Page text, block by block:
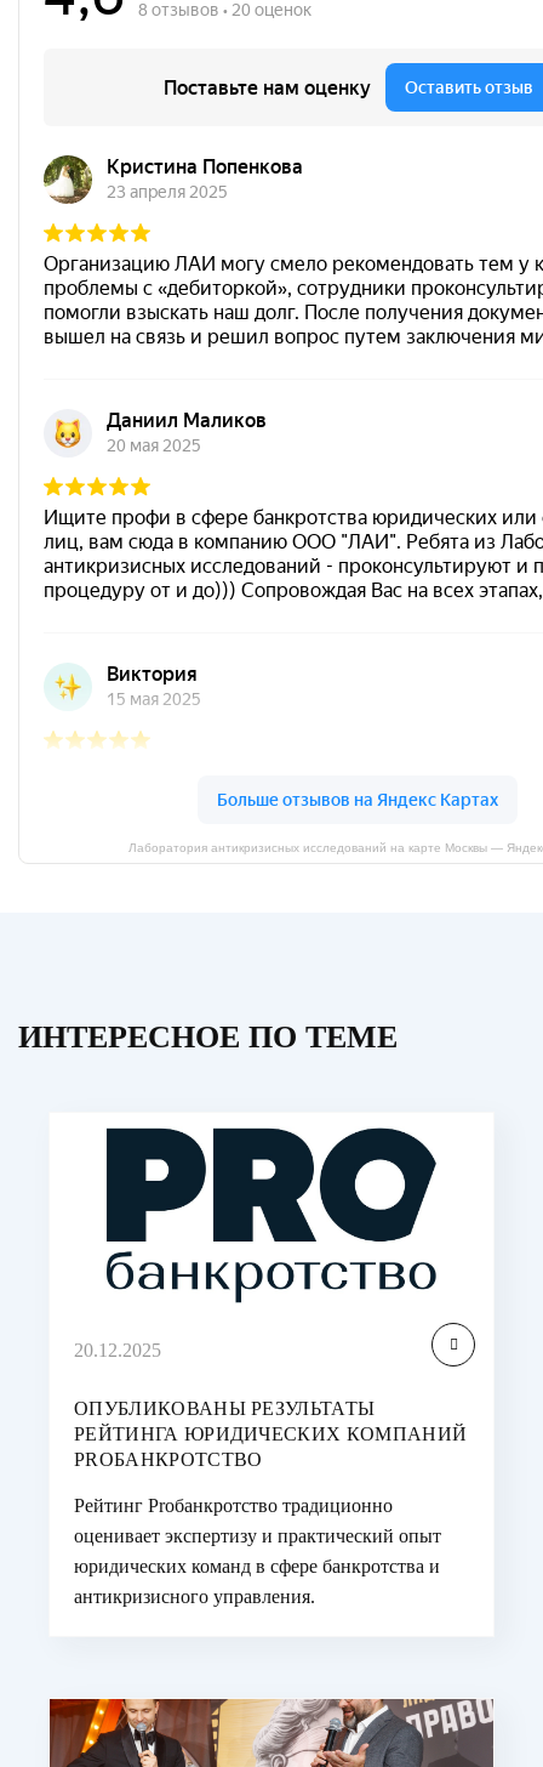
Лаборатория антикризисных исследований на карте Москвы —
ИНТЕРЕСНОЕ ПО ТЕМЕ
20.12.2025
ОПУБЛИКОВАНЫ РЕЗУЛЬТАТЫ
РЕЙТИНГА ЮРИДИЧЕСКИХ КОМПАНИЙ
PROБАНКРОТСТВО
Рейтинг Proбанкротство традиционно
оценивает экспертизу и практический опыт
юридических команд в сфере банкротства и
антикризисного управления.